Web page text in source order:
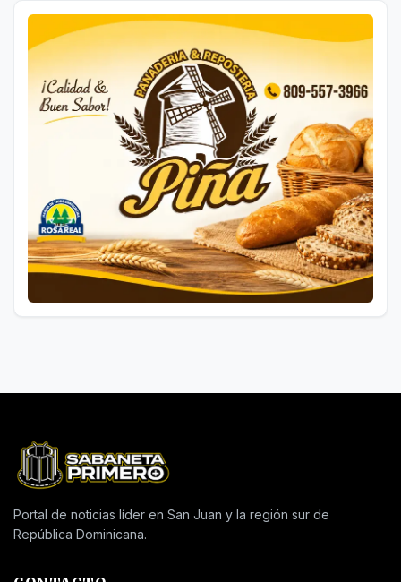
Portal de noticias líder en San Juan y la región sur de
República Dominicana.